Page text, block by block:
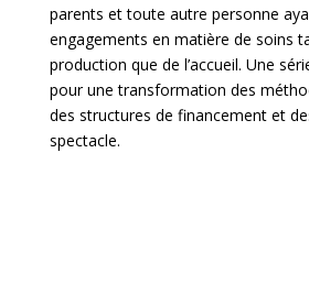
parents et toute autre personne
engagements en matière de soins
production que de l’accueil. Une
pour une transformation des
des structures de financement et
spectacle.